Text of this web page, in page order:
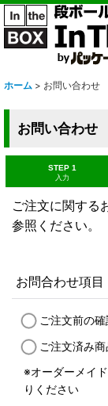
ホーム > お問い合わせ
お問い合わせ
STEP 1
入力
ご注文に関する
参照ください。
お問合わせ項目
ご注文前の確
ご注文済み
※オーダーメイ
りください